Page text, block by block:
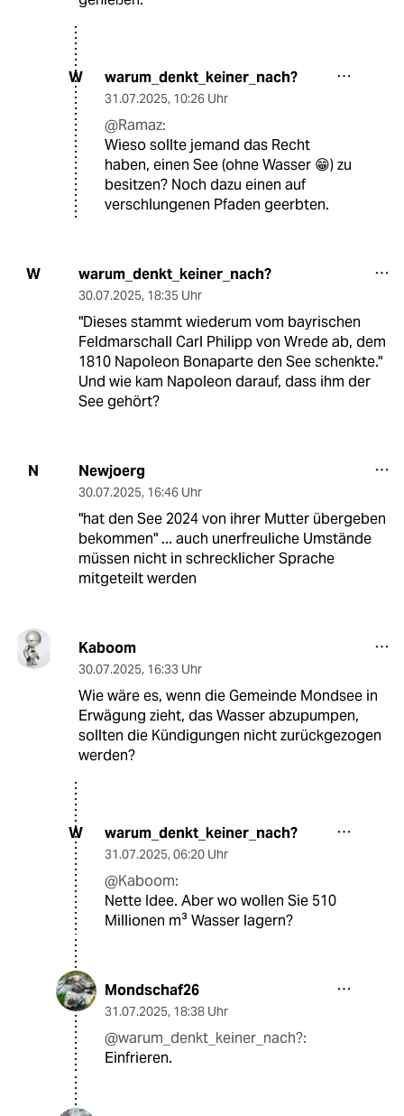
W warum_denkt_keiner_nach?
31.07.2025, 10:26 Uhr
@Ramaz:
Wieso sollte jemand das Recht
haben, einen See (ohne Wasser 😁) zu
besitzen? Noch dazu einen auf
verschlungenen Pfaden geerbten.
W warum_denkt_keiner_nach?
30.07.2025, 18:35 Uhr
"Dieses stammt wiederum vom bayrischen
Feldmarschall Carl Philipp von Wrede ab, dem
1810 Napoleon Bonaparte den See schenkte."
Und wie kam Napoleon darauf, dass ihm der
See gehört?
N Newjoerg
30.07.2025, 16:46 Uhr
"hat den See 2024 von ihrer Mutter übergeben
bekommen" ... auch unerfreuliche Umstände
müssen nicht in schrecklicher Sprache
mitgeteilt werden
Kaboom
30.07.2025, 16:33 Uhr
Wie wäre es, wenn die Gemeinde Mondsee in
Erwägung zieht, das Wasser abzupumpen,
sollten die Kündigungen nicht zurückgezogen
werden?
W warum_denkt_keiner_nach?
31.07.2025, 06:20 Uhr
@Kaboom:
Nette Idee. Aber wo wollen Sie 510
Millionen m³ Wasser lagern?
Mondschaf26
31.07.2025, 18:38 Uhr
@warum_denkt_keiner_nach?:
Einfrieren.